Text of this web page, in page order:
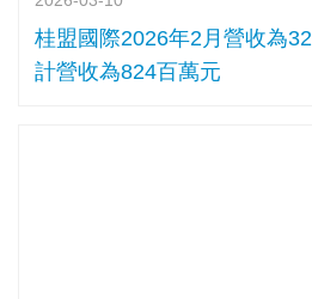
桂盟國際2026年2月營收為
計營收為824百萬元